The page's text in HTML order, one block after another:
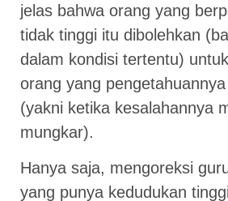
jelas bahwa orang yang
tidak tinggi itu dibolehkan
dalam kondisi tertentu)
orang yang
(yakni ketika kesalahannya
mungkar).
Hanya saja, mengoreksi
yang punya kedudukan